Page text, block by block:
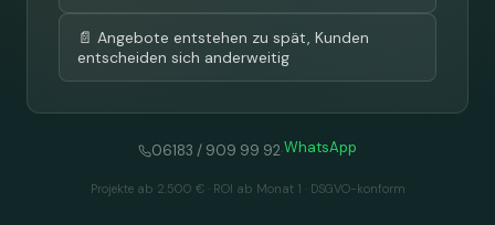
📄 Angebote entstehen zu spät, Kunden
entscheiden sich anderweitig
06183 / 909 99 92·WhatsApp
Projekte ab 2.500 € · ROI ab Monat 1 · DSGVO-konform